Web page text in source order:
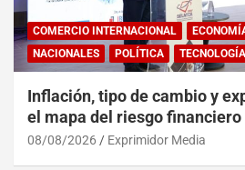
COMERCIO INTERNACIONAL
NACIONALES
POLÍTICA TECNOLOGÍA
Inflación, tipo de cambio y
el mapa del riesgo financiero
08/08/2026 Exprimidor Media